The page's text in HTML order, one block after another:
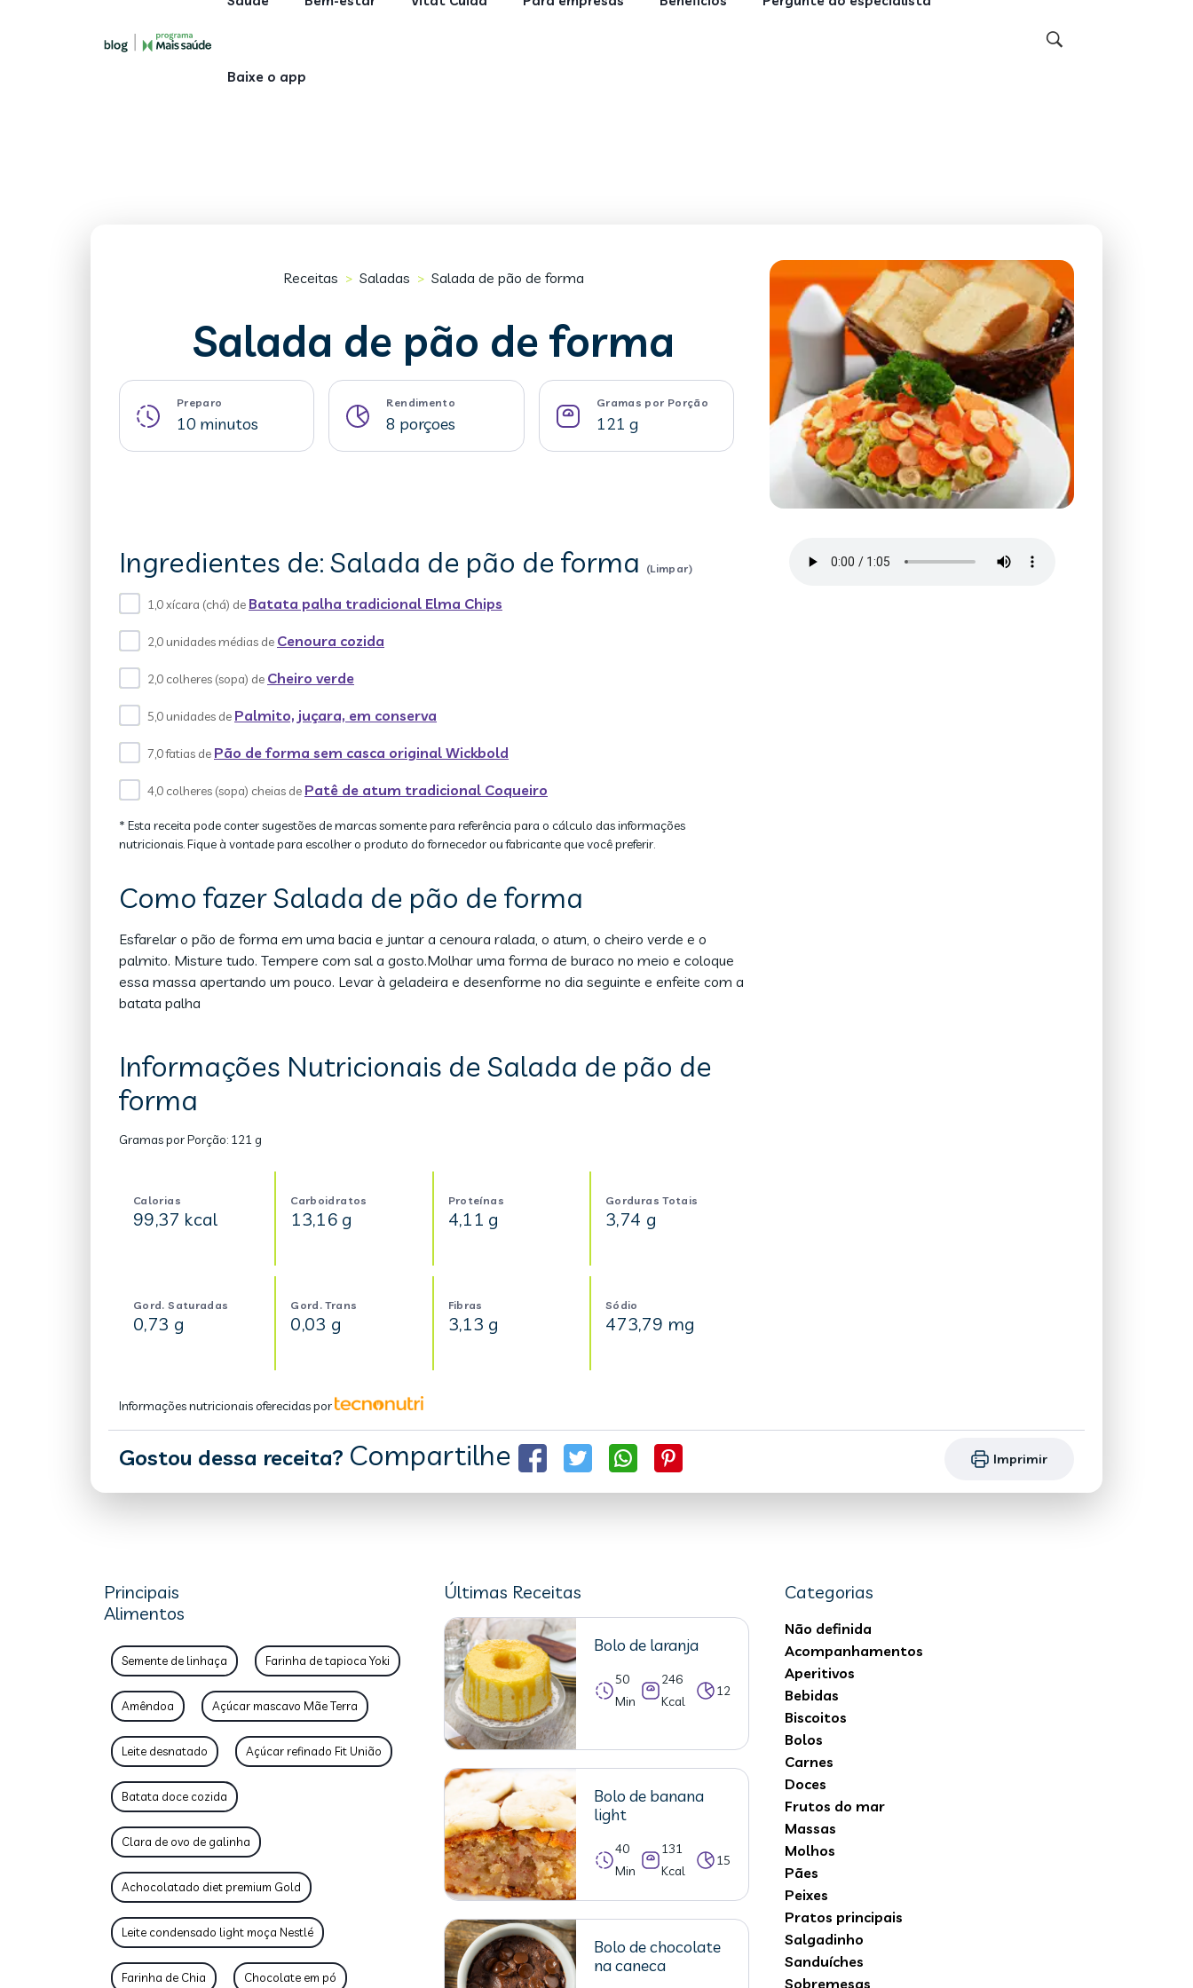
Baixe o app
Receitas > Saladas > Salada de pão de forma
Salada de pão de forma
Preparo
10 minutos
Rendimento
8 porçoes
Gramas por Porção
121 g
Ingredientes de: Salada de pão de forma (Limpar)
1,0 xícara (chá) de Batata palha tradicional Elma Chips
2,0 unidades médias de Cenoura cozida
2,0 colheres (sopa) de Cheiro verde
5,0 unidades de Palmito, juçara, em conserva
7,0 fatias de Pão de forma sem casca original Wickbold
4,0 colheres (sopa) cheias de Patê de atum tradicional Coqueiro
* Esta receita pode conter sugestões de marcas somente para referência para o cálculo das informações
nutricionais. Fique à vontade para escolher o produto do fornecedor ou fabricante que você preferir.
Como fazer Salada de pão de forma
Esfarelar o pão de forma em uma bacia e juntar a cenoura ralada, o atum, o cheiro verde e o
palmito. Misture tudo. Tempere com sal a gosto.Molhar uma forma de buraco no meio e coloque
essa massa apertando um pouco. Levar à geladeira e desenforme no dia seguinte e enfeite com a
batata palha
Informações Nutricionais de Salada de pão de
forma
Gramas por Porção: 121 g
Calorias
99,37 kcal
Carboidratos
13,16 g
Proteínas
4,11 g
Gorduras Totais
3,74 g
Gord. Saturadas
0,73 g
Gord. Trans
0,03 g
Fibras
3,13 g
Sódio
473,79 mg
Informações nutricionais oferecidas por
Gostou dessa receita? Compartilhe Imprimir
Principais
Alimentos
Semente de linhaça Farinha de tapioca Yoki
Amêndoa Açúcar mascavo Mãe Terra
Leite desnatado Açúcar refinado Fit União
Batata doce cozida
Clara de ovo de galinha
Achocolatado diet premium Gold
Leite condensado light moça Nestlé
Farinha de Chia Chocolate em pó
Últimas Receitas
Bolo de laranja
50
Min
246
Kcal
12
Bolo de banana
light
40
Min
131
Kcal
15
Bolo de chocolate
na caneca
Categorias
Não definida
Acompanhamentos
Aperitivos
Bebidas
Biscoitos
Bolos
Carnes
Doces
Frutos do mar
Massas
Molhos
Pães
Peixes
Pratos principais
Salgadinho
Sanduíches
Sobremesas